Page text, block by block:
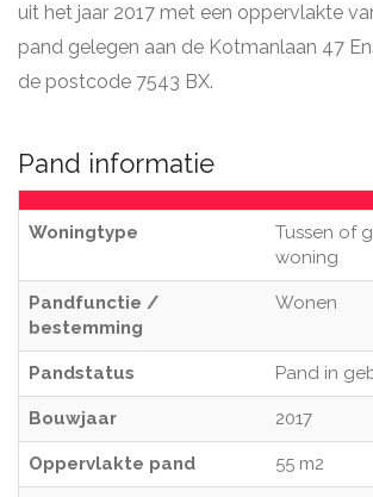
uit het jaar 2017 met een oppervlakte
pand gelegen aan de Kotmanlaan 47
de postcode 7543 BX.
Pand informatie
Woningtype
Tussen of
woning
Pandfunctie /
bestemming
Wonen
Pandstatus Pand in
Bouwjaar 2017
Oppervlakte pand 55 m2